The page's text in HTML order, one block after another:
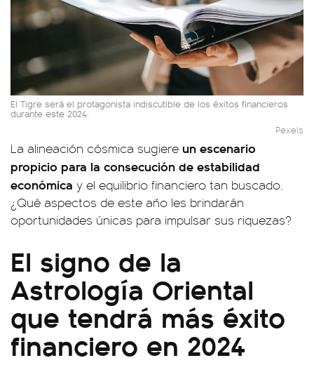
El Tigre será el protagonista indiscutible de los éxitos financieros
durante este 2024.
Pexels
La alineación cósmica sugiere un escenario
propicio para la consecución de estabilidad
económica y el equilibrio financiero tan buscado.
¿Qué aspectos de este año les brindarán
oportunidades únicas para impulsar sus riquezas?
El signo de la
Astrología Oriental
que tendrá más éxito
financiero en 2024